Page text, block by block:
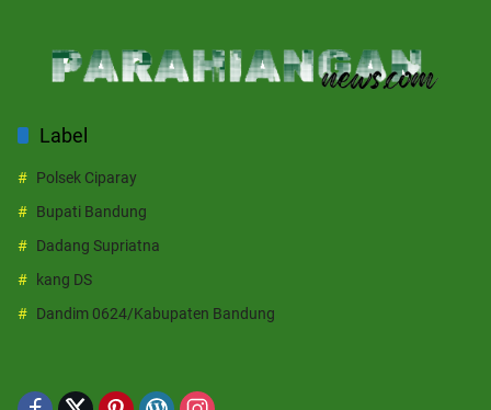
Label
Polsek Ciparay
Bupati Bandung
Dadang Supriatna
kang DS
Dandim 0624/Kabupaten Bandung